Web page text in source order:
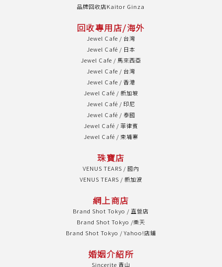
品牌回收店Kaitor Ginza
回收專用店/海外
Jewel Cafe / 台灣
Jewel Café / 日本
Jewel Cafe / 馬來西亞
Jewel Cafe / 台灣
Jewel Cafe / 香港
Jewel Café / 新加坡
Jewel Café / 印尼
Jewel Café / 泰國
Jewel Café / 菲律賓
Jewel Café / 柬埔寨
珠寶店
VENUS TEARS / 國內
VENUS TEARS / 新加波
網上商店
Brand Shot Tokyo / 直營店
Brand Shot Tokyo /樂天
Brand Shot Tokyo / Yahoo!店鋪
婚姻介紹所
Sincerite 青山